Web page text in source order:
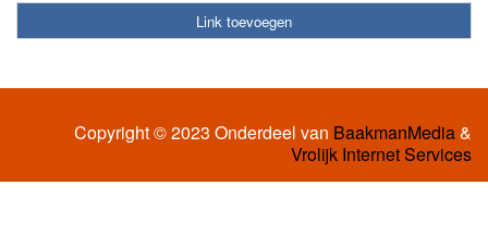
Link toevoegen
Copyright © 2023 Onderdeel van BaakmanMedia&
Vrolijk Internet Services